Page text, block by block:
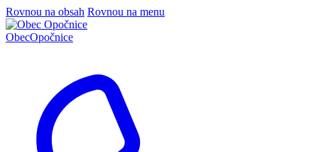
Rovnou na obsah Rovnou na menu
ObecOpočnice